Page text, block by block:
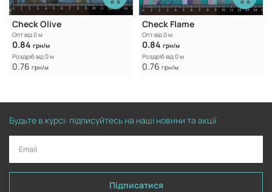
Check Olive
Опт від 0 м
0.84 грн/м
Роздріб від 0 м
0.76 грн/м
Check Flame
Опт від 0 м
0.84 грн/м
Роздріб від 0 м
0.76 грн/м
Будьте в курсі: підписуйтесь на наші новини та акції
Підписатися